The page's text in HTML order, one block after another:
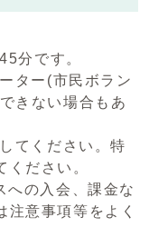
分です。
ター(市民ボラン
きない場合もあ
てください。特
ださい。
への入会、課金な
注意事項等をよく